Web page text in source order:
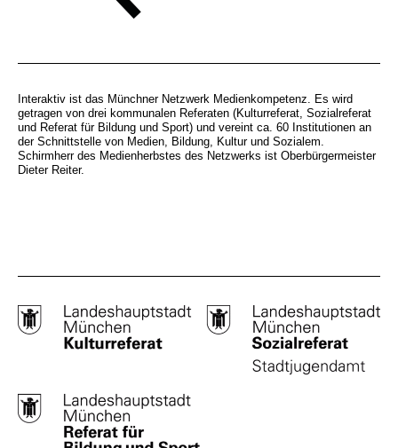
Interaktiv ist das Münchner Netzwerk Medienkompetenz. Es wird
getragen von drei kommunalen Referaten (Kulturreferat, Sozialreferat
und Referat für Bildung und Sport) und vereint ca. 60 Institutionen an
der Schnittstelle von Medien, Bildung, Kultur und Sozialem.
Schirmherr des Medienherbstes des Netzwerks ist Oberbürgermeister
Dieter Reiter.